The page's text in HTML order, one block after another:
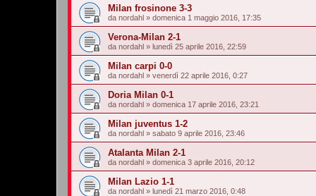
Milan frosinone 3-3
da nordahl » domenica 1 maggio 2016, 17:35
Verona-Milan 2-1
da nordahl » lunedì 25 aprile 2016, 22:59
Milan carpi 0-0
da nordahl » venerdì 22 aprile 2016, 0:27
Doria Milan 0-1
da nordahl » domenica 17 aprile 2016, 23:21
Milan juventus 1-2
da nordahl » sabato 9 aprile 2016, 23:46
Atalanta Milan 2-1
da nordahl » domenica 3 aprile 2016, 20:12
Milan Lazio 1-1
da nordahl » lunedì 21 marzo 2016, 0:48